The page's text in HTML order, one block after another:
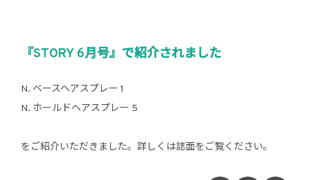
『STORY 6月号』で紹介されました
N. ベースヘアスプレー 1
N. ホールドヘアスプレー 5
をご紹介いただきました。詳しくは誌面をご覧ください。